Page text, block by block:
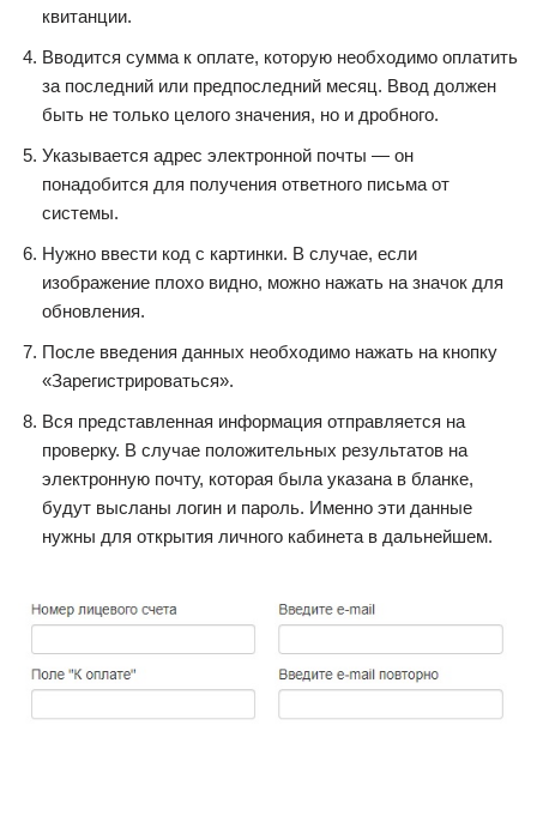
квитанции.
Вводится сумма к оплате, которую необходимо оплатить
за последний или предпоследний месяц. Ввод должен
быть не только целого значения, но и дробного.
Указывается адрес электронной почты — он
понадобится для получения ответного письма от
системы.
Нужно ввести код с картинки. В случае, если
изображение плохо видно, можно нажать на значок для
обновления.
После введения данных необходимо нажать на кнопку
«Зарегистрироваться».
Вся представленная информация отправляется на
проверку. В случае положительных результатов на
электронную почту, которая была указана в бланке,
будут высланы логин и пароль. Именно эти данные
нужны для открытия личного кабинета в дальнейшем.